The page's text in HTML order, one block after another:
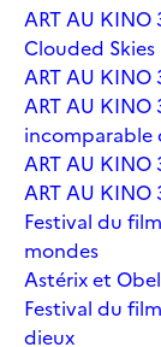
ART AU KINO
Clouded Skies
ART AU
ART AU
incomparable
ART AU KINO
ART AU KINO
Festival du
mondes
Astérix et
Festival du
dieux